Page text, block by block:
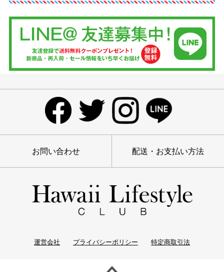
お問い合わせ 配送・お支払い方法
運営会社 プライバシーポリシー 特定商取引法